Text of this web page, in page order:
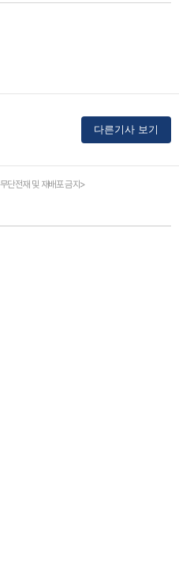
다른기사 보기
단전재 및 재배포 금지>